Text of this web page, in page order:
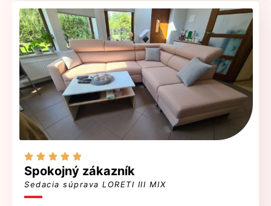
    
Spokojný zákazník
Sedacia súprava LORETI III MIX